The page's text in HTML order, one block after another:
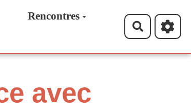
Rencontres
avec